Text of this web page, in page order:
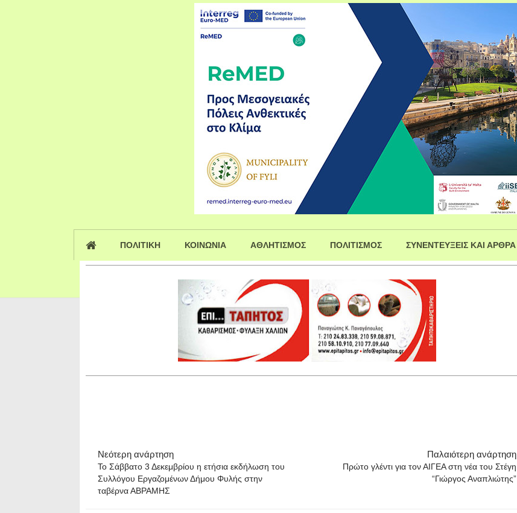
ΠΟΛΙΤΙΚΗ ΚΟΙΝΩΝΙΑ ΑΘΛΗΤΙΣΜΟΣ ΠΟΛΙΤΙΣΜΟΣ ΣΥΝΕΝΤΕΥΞΕΙΣ ΚΑΙ ΑΡΘΡΑ
Νεότερη ανάρτηση
Το Σάββατο 3 Δεκεμβρίου η ετήσια εκδήλωση του
Συλλόγου Εργαζομένων Δήμου Φυλής στην
ταβέρνα ΑΒΡΑΜΗΣ
Παλαιότερη ανάρτηση
Πρώτο γλέντι για τον ΑΙΓΕΑ στη νέα του Στέγη
“Γιώργος Αναπλιώτης”